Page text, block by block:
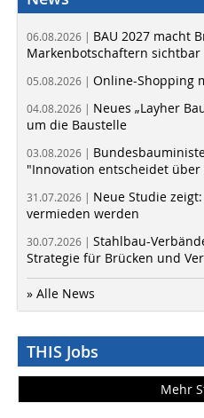
06.08.2026 | BAU 2027 macht
Markenbotschaftern sichtbar
05.08.2026 | Online-Shopping
04.08.2026 | Neues „Layher
um die Baustelle
03.08.2026 |
"Innovation entscheidet
31.07.2026 | Neue Studie
vermieden werden
30.07.2026 | Stahlbau-
Strategie für Brücken und
» Alle News
THIS Jobs
Mehr